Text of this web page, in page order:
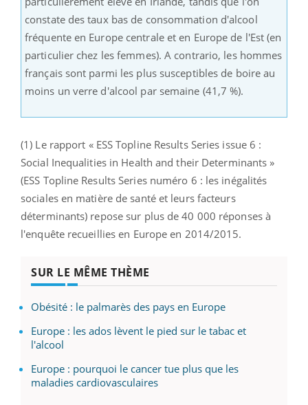
constate des taux bas de consommation d'alcool
fréquente en Europe centrale et en Europe de l'Est (en
particulier chez les femmes). A contrario, les hommes
français sont parmi les plus susceptibles de boire au
moins un verre d'alcool par semaine (41,7 %).
(1) Le rapport « ESS Topline Results Series issue 6 :
Social Inequalities in Health and their Determinants »
(ESS Topline Results Series numéro 6 : les inégalités
sociales en matière de santé et leurs facteurs
déterminants) repose sur plus de 40 000 réponses à
l'enquête recueillies en Europe en 2014/2015.
SUR LE MÊME THÈME
Obésité : le palmarès des pays en Europe
Europe : les ados lèvent le pied sur le tabac et
l'alcool
Europe : pourquoi le cancer tue plus que les
maladies cardiovasculaires